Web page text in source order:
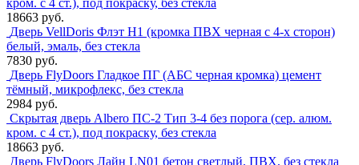
кром. с 4 ст.), под покраску, без стекла
18663 руб.
Дверь VellDoris Флэт H1 (кромка ПВХ черная с 4-х сторон)
белый, эмаль, без стекла
7830 руб.
Дверь FlyDoors Гладкое ПГ (АБС черная кромка) цемент
тёмный, микрофлекс, без стекла
2984 руб.
Скрытая дверь Albero ПС-2 Тип 3-4 без порога (сер. алюм.
кром. с 4 ст.), под покраску, без стекла
18663 руб.
Дверь FlyDoors Лайн LN01 бетон светлый, ПВХ, без стекла